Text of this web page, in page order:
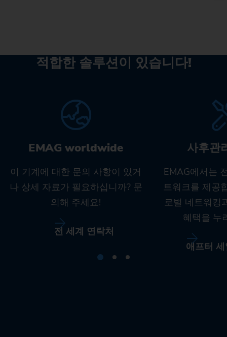
적합한 솔루션이 있습니다!
EMAG worldwide
이 기계에 대한 문의 사항이 있거
나 상세 자료가 필요하십니까? 문
의해 주세요!
전 세계 연락처
사후관
EMAG에서는
트워크를 제공
로벌 네트워킹
혜택을 누
애프터